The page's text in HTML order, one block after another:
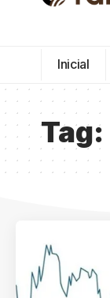
Inicial
Tag: